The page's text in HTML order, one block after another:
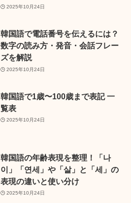
2025年10月24日
韓国語で電話番号を伝えるには？
数字の読み方・発音・会話フレー
ズを解説
2025年10月24日
韓国語で1歳〜100歳まで表記 一
覧表
2025年10月24日
韓国語の年齢表現を整理！「나
이」「연세」や「살」と「세」の
表現の違いと使い分け
2025年10月24日